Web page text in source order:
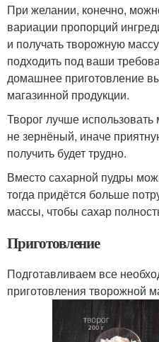
При желании, конечно,
вариации пропорций
и получать творожную
подходить под ваши
домашнее приготовление
магазинной продукции.
Творог лучше
не зернёный, иначе
получить будет трудно.
Вместо сахарной пудры
тогда придётся больше
массы, чтобы сахар
Приготовление
Подготавливаем все
приготовления творожной